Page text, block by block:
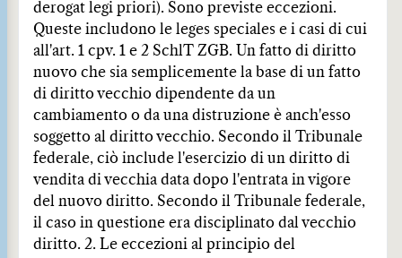
derogat legi priori). Sono previste eccezioni.
Queste includono le leges speciales e i casi di cui
all'art. 1 cpv. 1 e 2 SchlT ZGB. Un fatto di diritto
nuovo che sia semplicemente la base di un fatto
di diritto vecchio dipendente da un
cambiamento o da una distruzione è anch'esso
soggetto al diritto vecchio. Secondo il Tribunale
federale, ciò include l'esercizio di un diritto di
vendita di vecchia data dopo l'entrata in vigore
del nuovo diritto. Secondo il Tribunale federale,
il caso in questione era disciplinato dal vecchio
diritto. 2. Le eccezioni al principio del